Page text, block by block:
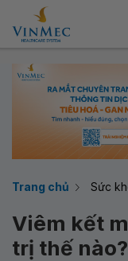
Trang chủ Sức
Viêm kết
trị thế nào?